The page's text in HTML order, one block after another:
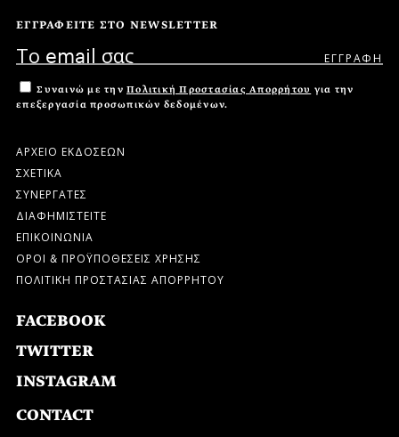
ΕΓΓΡΑΦΕΙΤΕ ΣΤΟ NEWSLETTER
Συναινώ με την Πολιτική Προστασίας Απορρήτου για την
επεξεργασία προσωπικών δεδομένων.
ΑΡΧΕΙΟ ΕΚΔΟΣΕΩΝ
ΣΧΕΤΙΚΑ
ΣΥΝΕΡΓΑΤΕΣ
ΔΙΑΦΗΜΙΣΤΕΙΤΕ
ΕΠΙΚΟΙΝΩΝΙΑ
ΟΡΟΙ & ΠΡΟΫΠΟΘΕΣΕΙΣ ΧΡΗΣΗΣ
ΠΟΛΙΤΙΚΗ ΠΡΟΣΤΑΣΙΑΣ ΑΠΟΡΡΗΤΟΥ
FACEBOOK
TWITTER
INSTAGRAM
CONTACT